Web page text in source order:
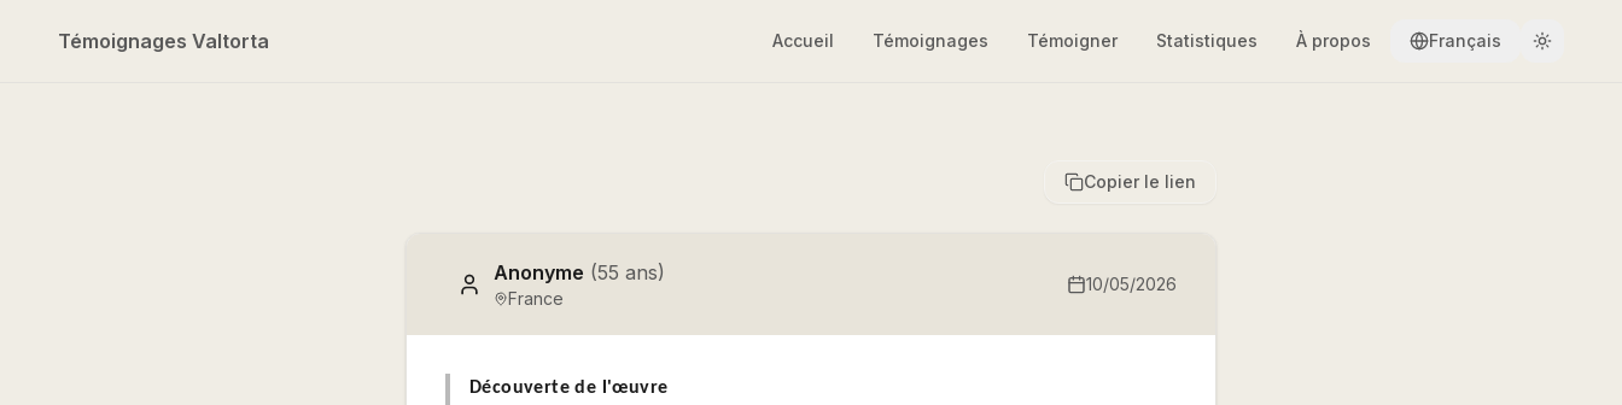
Témoignages Valtorta Accueil Témoignages Témoigner Statistiques À propos Français
Copier le lien
Anonyme (55 ans)
France
10/05/2026
Découverte de l'œuvre